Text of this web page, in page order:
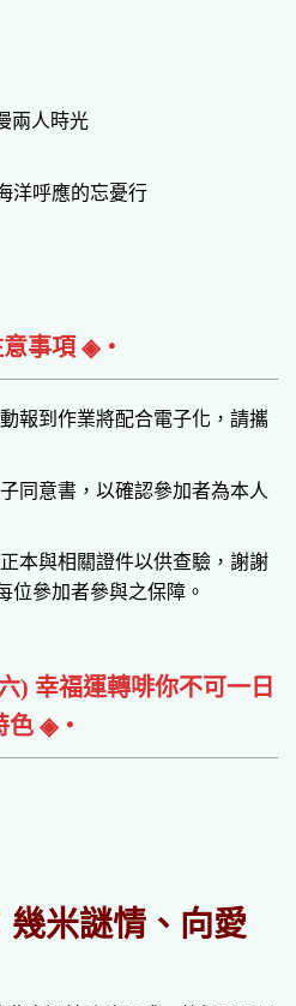
兩人時光
洋呼應的忘憂行
事項 ◈‧
報到作業將配合電子化，請攜
同意書，以確認參加者為本人
本與相關證件以供查驗，謝謝
位參加者參與之保障。
) 幸福運轉啡你不可一日
色 ◈‧
幾米謎情、向愛